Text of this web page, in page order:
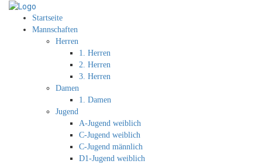
Startseite
Mannschaften
Herren
1. Herren
2. Herren
3. Herren
Damen
1. Damen
Jugend
A-Jugend weiblich
C-Jugend weiblich
C-Jugend männlich
D1-Jugend weiblich